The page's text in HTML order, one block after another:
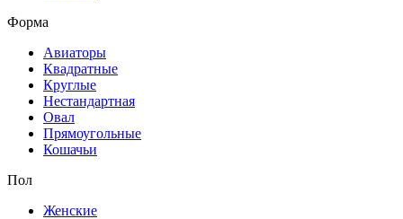
Форма
Авиаторы
Квадратные
Круглые
Нестандартная
Овал
Прямоугольные
Кошачьи
Пол
Женские